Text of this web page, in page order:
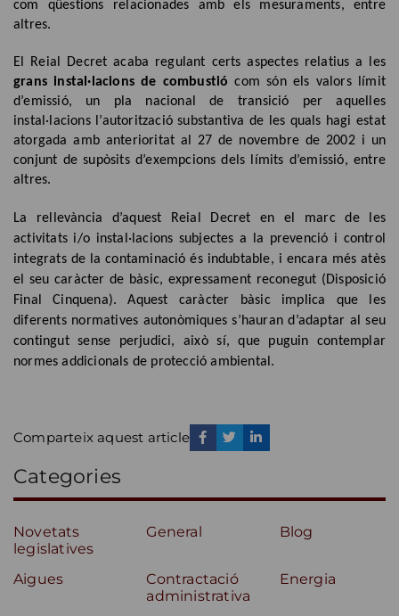
com qüestions relacionades amb els mesuraments, entre
altres.
El Reial Decret acaba regulant certs aspectes relatius a les
grans instal·lacions de combustió com són els valors límit
d’emissió, un pla nacional de transició per aquelles
instal·lacions l’autorització substantiva de les quals hagi estat
atorgada amb anterioritat al 27 de novembre de 2002 i un
conjunt de supòsits d’exempcions dels límits d’emissió, entre
altres.
La rellevància d’aquest Reial Decret en el marc de les
activitats i/o instal·lacions subjectes a la prevenció i control
integrats de la contaminació és indubtable, i encara més atès
el seu caràcter de bàsic, expressament reconegut (Disposició
Final Cinquena). Aquest caràcter bàsic implica que les
diferents normatives autonòmiques s’hauran d’adaptar al seu
contingut sense perjudici, això sí, que puguin contemplar
normes addicionals de protecció ambiental.
Comparteix aquest article
Categories
Novetats
legislatives
General Blog
Aigues
Contractació
administrativa
Energia